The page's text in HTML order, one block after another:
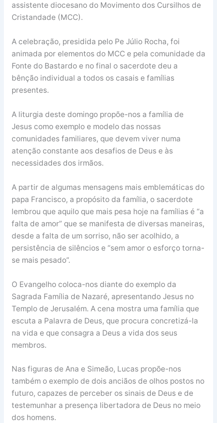
assistente diocesano do Movimento dos Cursilhos de
Cristandade (MCC).
A celebração, presidida pelo Pe Júlio Rocha, foi
animada por elementos do MCC e pela comunidade da
Fonte do Bastardo e no final o sacerdote deu a
bênção individual a todos os casais e famílias
presentes.
A liturgia deste domingo propõe-nos a família de
Jesus como exemplo e modelo das nossas
comunidades familiares, que devem viver numa
atenção constante aos desafios de Deus e às
necessidades dos irmãos.
A partir de algumas mensagens mais emblemáticas do
papa Francisco, a propósito da família, o sacerdote
lembrou que aquilo que mais pesa hoje na famílias é “a
falta de amor” que se manifesta de diversas maneiras,
desde a falta de um sorriso, não ser acolhido, a
persistência de silêncios e “sem amor o esforço torna-
se mais pesado”.
O Evangelho coloca-nos diante do exemplo da
Sagrada Família de Nazaré, apresentando Jesus no
Templo de Jerusalém. A cena mostra uma família que
escuta a Palavra de Deus, que procura concretizá-la
na vida e que consagra a Deus a vida dos seus
membros.
Nas figuras de Ana e Simeão, Lucas propõe-nos
também o exemplo de dois anciãos de olhos postos no
futuro, capazes de perceber os sinais de Deus e de
testemunhar a presença libertadora de Deus no meio
dos homens.